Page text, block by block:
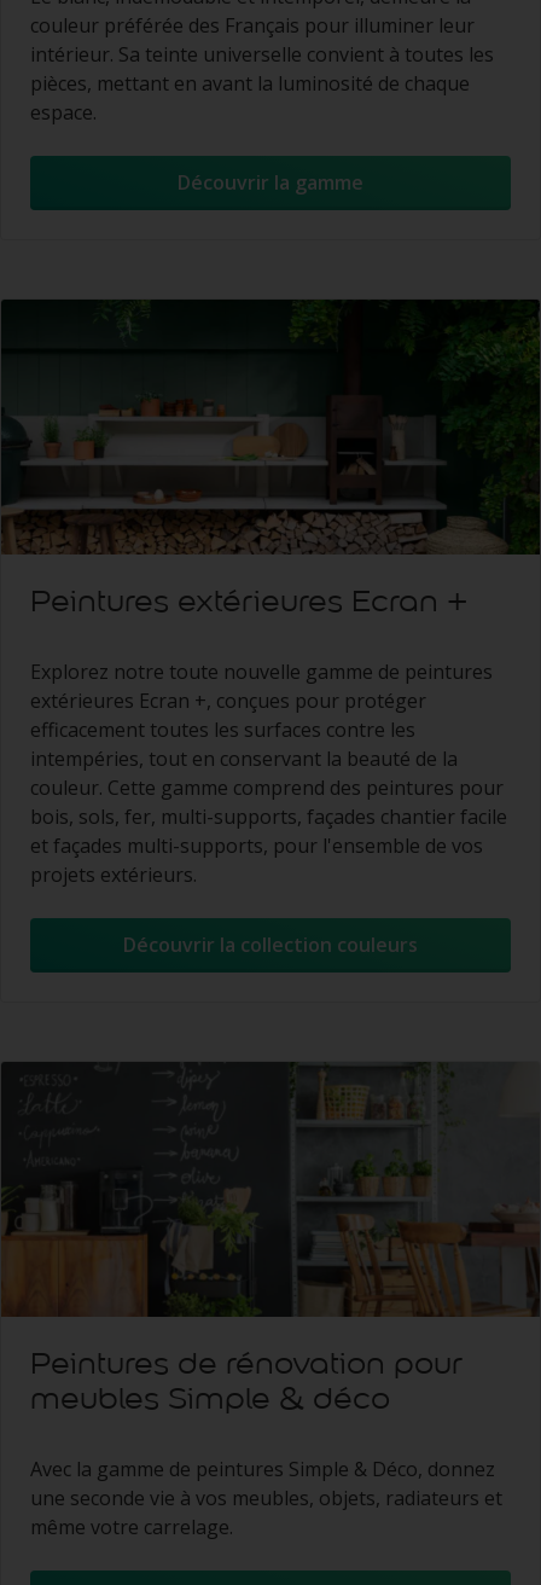
couleur préférée des Français pour illuminer leur
intérieur. Sa teinte universelle convient à toutes les
pièces, mettant en avant la luminosité de chaque
espace.
Découvrir la gamme
Peintures extérieures Ecran +
Explorez notre toute nouvelle gamme de peintures
extérieures Ecran +, conçues pour protéger
efficacement toutes les surfaces contre les
intempéries, tout en conservant la beauté de la
couleur. Cette gamme comprend des peintures pour
bois, sols, fer, multi-supports, façades chantier facile
et façades multi-supports, pour l'ensemble de vos
projets extérieurs.
Découvrir la collection couleurs
Peintures de rénovation pour
meubles Simple & déco
Avec la gamme de peintures Simple & Déco, donnez
une seconde vie à vos meubles, objets, radiateurs et
même votre carrelage.